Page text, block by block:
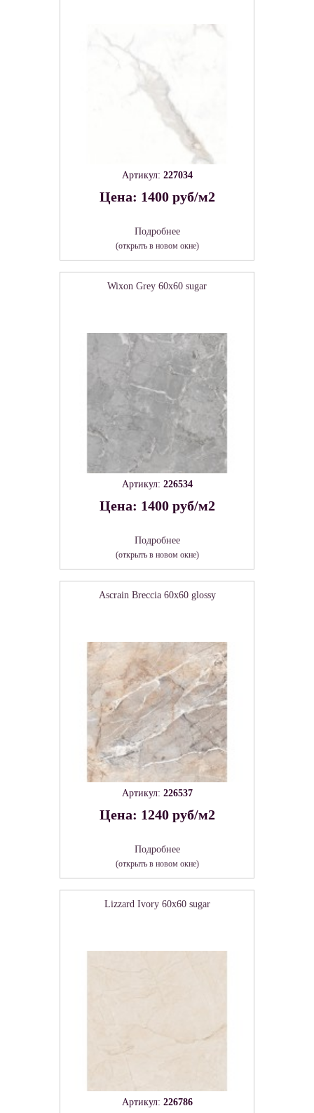
Артикул: 227034
Цена: 1400 руб/м2
Подробнее
(открыть в новом окне)
Wixon Grey 60х60 sugar
Артикул: 226534
Цена: 1400 руб/м2
Подробнее
(открыть в новом окне)
Ascrain Breccia 60х60 glossy
Артикул: 226537
Цена: 1240 руб/м2
Подробнее
(открыть в новом окне)
Lizzard Ivory 60х60 sugar
Артикул: 226786